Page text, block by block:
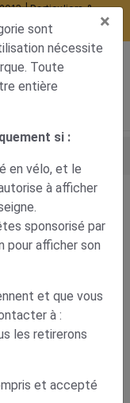
| Particuliers &
×
sont
nécessite
Toute
entière
si :
en vélo, et le
à afficher
sponsorisé par
pour afficher son
et que vous
à :
les retirerons
et accepté